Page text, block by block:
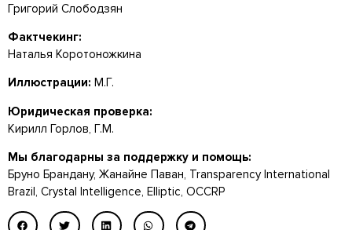
Григорий Слободзян
Фактчекинг:
Наталья Коротоножкина
Иллюстрации: М.Г.
Юридическая проверка:
Кирилл Горлов, Г.М.
Мы благодарны за поддержку и помощь:
Бруно Брандану, Жанайне Паван, Transparency International
Brazil, Crystal Intelligence, Elliptic, OCCRP